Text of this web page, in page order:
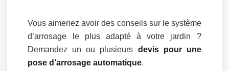
Vous aimeriez avoir des conseils sur le système
d’arrosage le plus adapté à votre jardin ?
Demandez un ou plusieurs devis pour une
pose d’arrosage automatique.